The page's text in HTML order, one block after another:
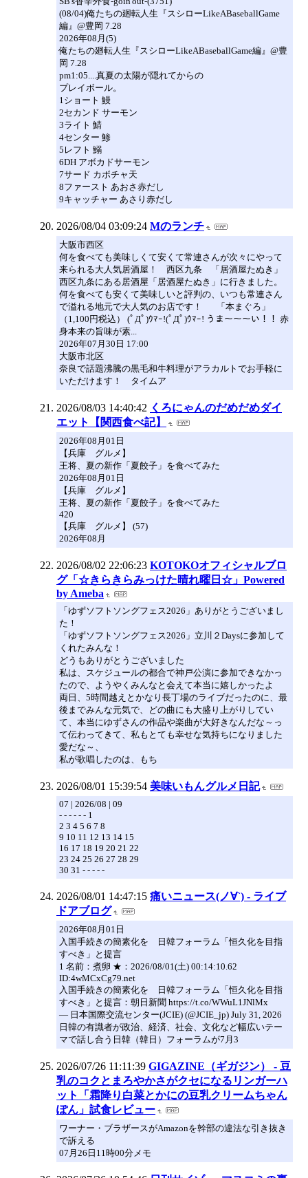
(08/04)俺たちの廻転人生『スシローLikeABaseballGame
編』@豊岡 7.28
2026年08月(5)
俺たちの廻転人生『スシローLikeABaseballGame編』@豊
岡 7.28
pm1:05....真夏の太陽が隠れてからの
プレイボール。
1ショート 鰻
2セカンド サーモン
3ライト 鯖
4センター 鯵
5レフト 鰯
6DH アボカドサーモン
7サード カボチャ天
8ファースト あおさ赤だし
9キャッチャー あさり赤だし
2026/08/04 03:09:24 Mのランチ
大阪市西区
何を食べても美味しくて安くて常連さんが次々にやって
来られる大人気居酒屋！ 西区九条 「居酒屋たぬき」
西区九条にある居酒屋「居酒屋たぬき」に行きました。
何を食べても安くて美味しいと評判の、いつも常連さん
で溢れる地元で大人気のお店です！ 「本まぐろ」
（1,100円税込） (ﾟДﾟ)ｳﾏｰ!(ﾟДﾟ)ｳﾏｰ! うま～～～い！！ 赤
身本来の旨味が素...
2026年07月30日 17:00
大阪市北区
奈良で話題沸騰の黒毛和牛料理がアラカルトでお手軽に
いただけます！ タイムア
2026/08/03 14:40:42 くろにゃんのだめだめダイ
エット【関西食べ記】
2026年08月01日
【兵庫 グルメ】
王将、夏の新作「夏餃子」を食べてみた
2026年08月01日
【兵庫 グルメ】
王将、夏の新作「夏餃子」を食べてみた
420
【兵庫 グルメ】 (57)
2026年08月
2026/08/02 22:06:23 KOTOKOオフィシャルブロ
グ「☆きらきらみっけた晴れ曜日☆」Powered
by Ameba
「ゆずソフトソングフェス2026」ありがとうございまし
た！
「ゆずソフトソングフェス2026」立川２Daysに参加して
くれたみんな！
どうもありがとうございました
私は、スケジュールの都合で神戸公演に参加できなかっ
たので、ようやくみんなと会えて本当に嬉しかったよ
両日、5時間越えとかなり長丁場のライブだったのに、最
後までみんな元気で、どの曲にも大盛り上がりしてい
て、本当にゆずさんの作品や楽曲が大好きなんだな～っ
て伝わってきて、私もとても幸せな気持ちになりました
愛だな～、
私が歌唱したのは、もち
2026/08/01 15:39:54 美味いもんグルメ日記
07 | 2026/08 | 09
- - - - - - 1
2 3 4 5 6 7 8
9 10 11 12 13 14 15
16 17 18 19 20 21 22
23 24 25 26 27 28 29
30 31 - - - - -
2026/08/01 14:47:15 痛いニュース(ノ∀`) - ライブ
ドアブログ
2026年08月01日
入国手続きの簡素化を 日韓フォーラム「恒久化を目指
すべき」と提言
1 名前：煮卵 ★：2026/08/01(土) 00:14:10.62
ID:4wMCxCg79.net
入国手続きの簡素化を 日韓フォーラム「恒久化を目指
すべき」と提言：朝日新聞 https://t.co/WWuL1JNlMx
— 日本国際交流センター(JCIE) (@JCIE_jp) July 31, 2026
日韓の有識者が政治、経済、社会、文化など幅広いテー
マで話し合う日韓（韓日）フォーラムが7月3
2026/07/26 11:11:39 GIGAZINE（ギガジン） - 豆
乳のコクとまろやかさがクセになるリンガーハ
ット「霜降り白菜とかにの豆乳クリームちゃん
ぽん」試食レビュー
ワーナー・ブラザースがAmazonを幹部の違法な引き抜き
で訴える
07月26日11時00分メモ